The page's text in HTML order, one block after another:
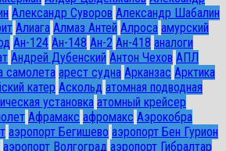
Александр Суворов Александр Шабалин
Алиага Алмаз Антей Алроса амурский
Ан-124 Ан-148 Ан-2 Ан-418 аналоги
Андрей Дубенский Антон Чехов АПЛ
самолета арест судна Арканзас Арктика
катер Аскольд атомная подводная
установка атомный крейсер
Афрамакс афромакс Аэрокобра
аэропорт Бегишево аэропорт Бен Гурион
аэропорт Волгоград аэропорт Гибралтар